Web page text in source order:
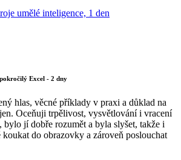
umělé inteligence, 1 den
Excel - 2 dny
hlas, věcné příklady v praxi a důklad na
Oceňuji trpělivost, vysvětlování i vracení
jí dobře rozumět a byla slyšet, takže i
do obrazovky a zároveň poslouchat